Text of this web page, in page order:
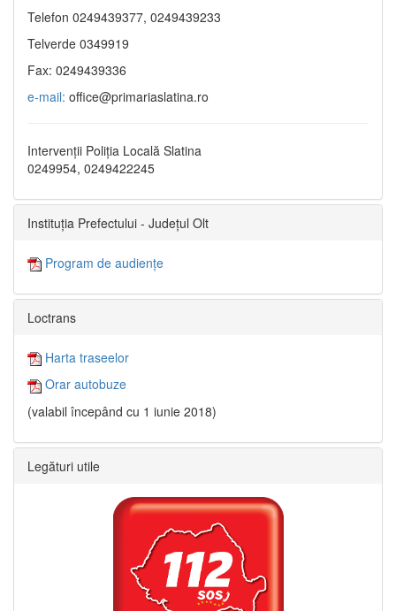
Telefon 0249439377, 0249439233
Telverde 0349919
Fax: 0249439336
e-mail: office@primariaslatina.ro
Intervenții Poliția Locală Slatina
0249954, 0249422245
Instituția Prefectului - Județul Olt
Program de audiențe
Loctrans
Harta traseelor
Orar autobuze
(valabil începând cu 1 iunie 2018)
Legături utile